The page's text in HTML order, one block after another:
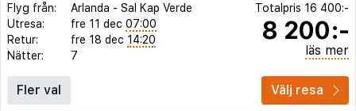
Flyg från: Arlanda - Sal Kap Verde
Utresa:
fre 11 dec 07:00
Retur:
fre 18 dec 14:20
Nätter:
7
Totalpris 16 400:-
8 200:-
läs mer
Fler val Välj resa